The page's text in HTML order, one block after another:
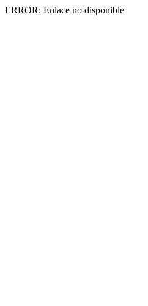
ERROR: Enlace no disponible